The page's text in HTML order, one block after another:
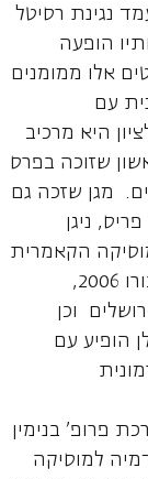
נגינת רסיטל
הופעה
אלו ממומנים
עם
היא מרכיב
שזוכה בפרס
בתחרות מאז נוסדה לפני 47 שנים. מגן שזכה גם
ניגן
הקאמרית
בגליל העליון" בכפר בלום, בפסטיבל מרלבורו 2006,
וכן
הופיע עם
פרופ' בנימין
למוסיקה